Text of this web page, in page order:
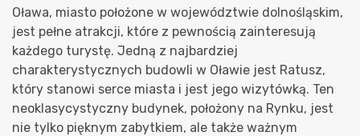
Oława, miasto położone w województwie dolnośląskim,
jest pełne atrakcji, które z pewnością zainteresują
każdego turystę. Jedną z najbardziej
charakterystycznych budowli w Oławie jest Ratusz,
który stanowi serce miasta i jest jego wizytówką. Ten
neoklasycystyczny budynek, położony na Rynku, jest
nie tylko pięknym zabytkiem, ale także ważnym